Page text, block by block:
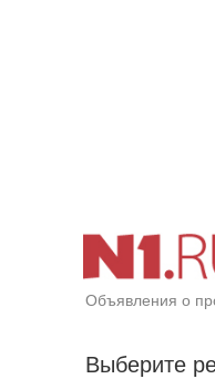
Объявления о
Выберите